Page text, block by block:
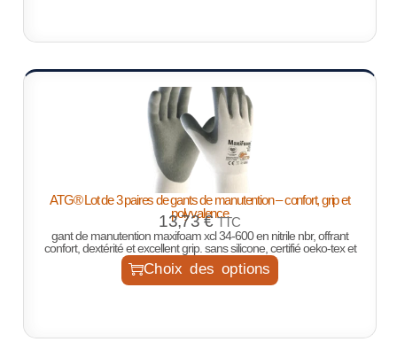
ATG® Lot de 3 paires de gants de manutention – confort, grip et
polyvalence
13,73€ TTC
gant de manutention maxifoam xcl 34-600 en nitrile nbr, offrant
confort, dextérité et excellent grip. sans silicone, certifié oeko-tex et
Choix des options